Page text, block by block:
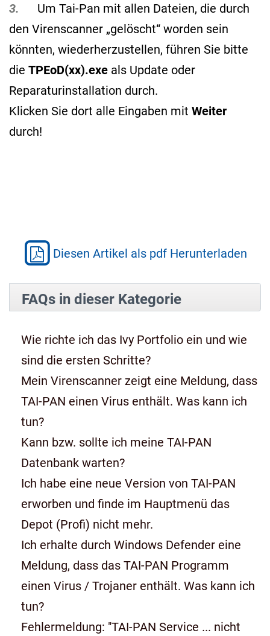
3. Um Tai-Pan mit allen Dateien, die durch
den Virenscanner „gelöscht“ worden sein
könnten, wiederherzustellen, führen Sie bitte
die TPEoD(xx).exe als Update oder
Reparaturinstallation durch.
Klicken Sie dort alle Eingaben mit Weiter
durch!
Diesen Artikel als pdf Herunterladen
FAQs in dieser Kategorie
Wie richte ich das Ivy Portfolio ein und wie
sind die ersten Schritte?
Mein Virenscanner zeigt eine Meldung, dass
TAI-PAN einen Virus enthält. Was kann ich
tun?
Kann bzw. sollte ich meine TAI-PAN
Datenbank warten?
Ich habe eine neue Version von TAI-PAN
erworben und finde im Hauptmenü das
Depot (Profi) nicht mehr.
Ich erhalte durch Windows Defender eine
Meldung, dass das TAI-PAN Programm
einen Virus / Trojaner enthält. Was kann ich
tun?
Fehlermeldung: "TAI-PAN Service ... nicht